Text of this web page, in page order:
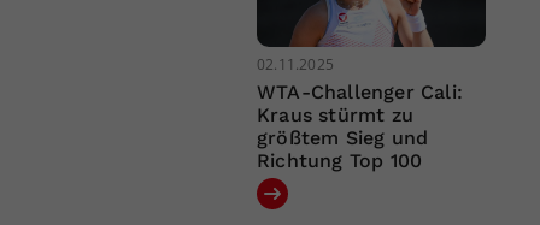
02.11.2025
WTA-Challenger Cali:
Kraus stürmt zu
größtem Sieg und
Richtung Top 100